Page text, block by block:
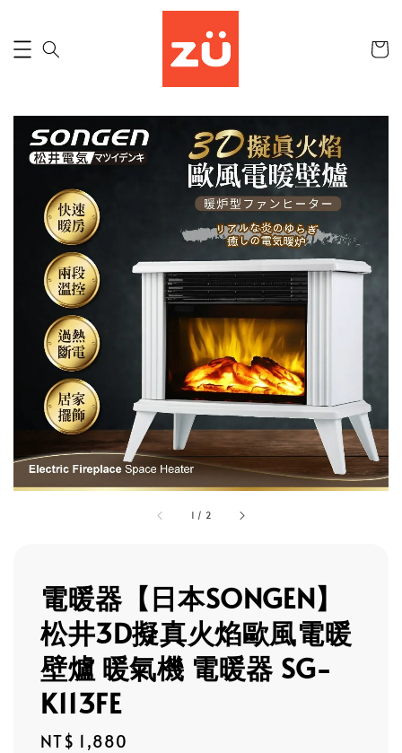
1 / 2
電暖器【日本SONGEN】
松井3D擬真火焰歐風電暖
壁爐 暖氣機 電暖器 SG-
K113FE
Regular
NT$ 1,880